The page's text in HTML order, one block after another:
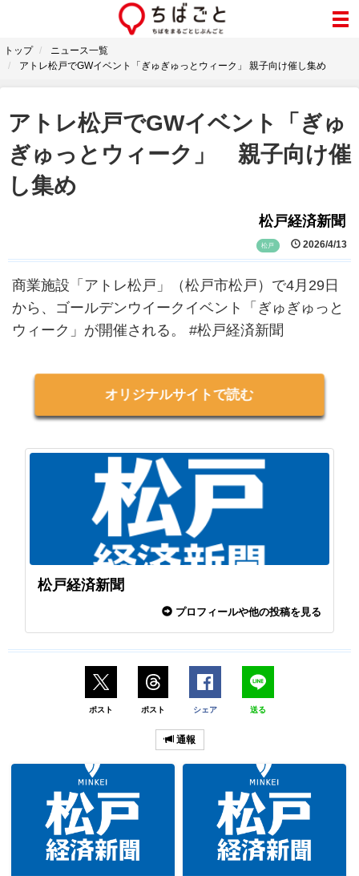
トップ
ニュース一覧
アトレ松戸でGWイベント「ぎゅぎゅっとウィーク」 親子向け催し集め
アトレ松戸でGWイベント「ぎゅ
ぎゅっとウィーク」 親子向け催
し集め
松戸経済新聞
松戸 2026/4/13
商業施設「アトレ松戸」（松戸市松戸）で4月29日
から、ゴールデンウイークイベント「ぎゅぎゅっと
ウィーク」が開催される。 #松戸経済新聞
オリジナルサイトで読む
松戸経済新聞
プロフィールや他の投稿を見る
ポスト ポスト シェア 送る
通報